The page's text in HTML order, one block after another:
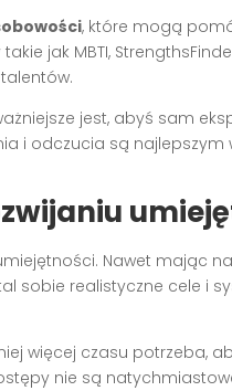
, które mogą
jak MBTI,
jest, abyś sam
i odczucia są najlepszym
Nawet mając
sobie realistyczne cele i
więcej czasu potrzeba,
nie są